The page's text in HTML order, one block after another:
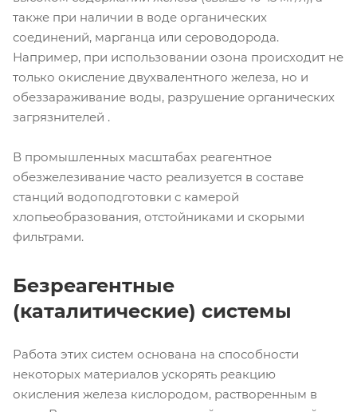
также при наличии в воде органических
соединений, марганца или сероводорода.
Например, при использовании озона происходит не
только окисление двухвалентного железа, но и
обеззараживание воды, разрушение органических
загрязнителей .
В промышленных масштабах реагентное
обезжелезивание часто реализуется в составе
станций водоподготовки с камерой
хлопьеобразования, отстойниками и скорыми
фильтрами.
Безреагентные
(каталитические) системы
Работа этих систем основана на способности
некоторых материалов ускорять реакцию
окисления железа кислородом, растворенным в